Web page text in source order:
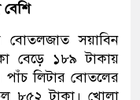
বোতলজাত সয়াবিন
বেড়ে ১৮৯ টাকায়
লিটার বোতলের
৮৫২ টাকা। খোলা